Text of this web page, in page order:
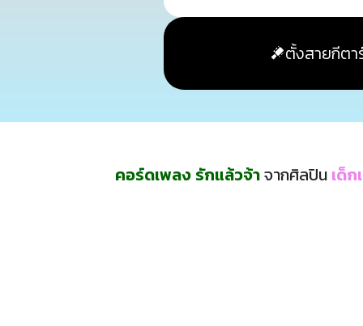
ตั้งสายกีตา
คอร์ดเพลง รักแล้วจ้าจากศิลปิน เด็ก